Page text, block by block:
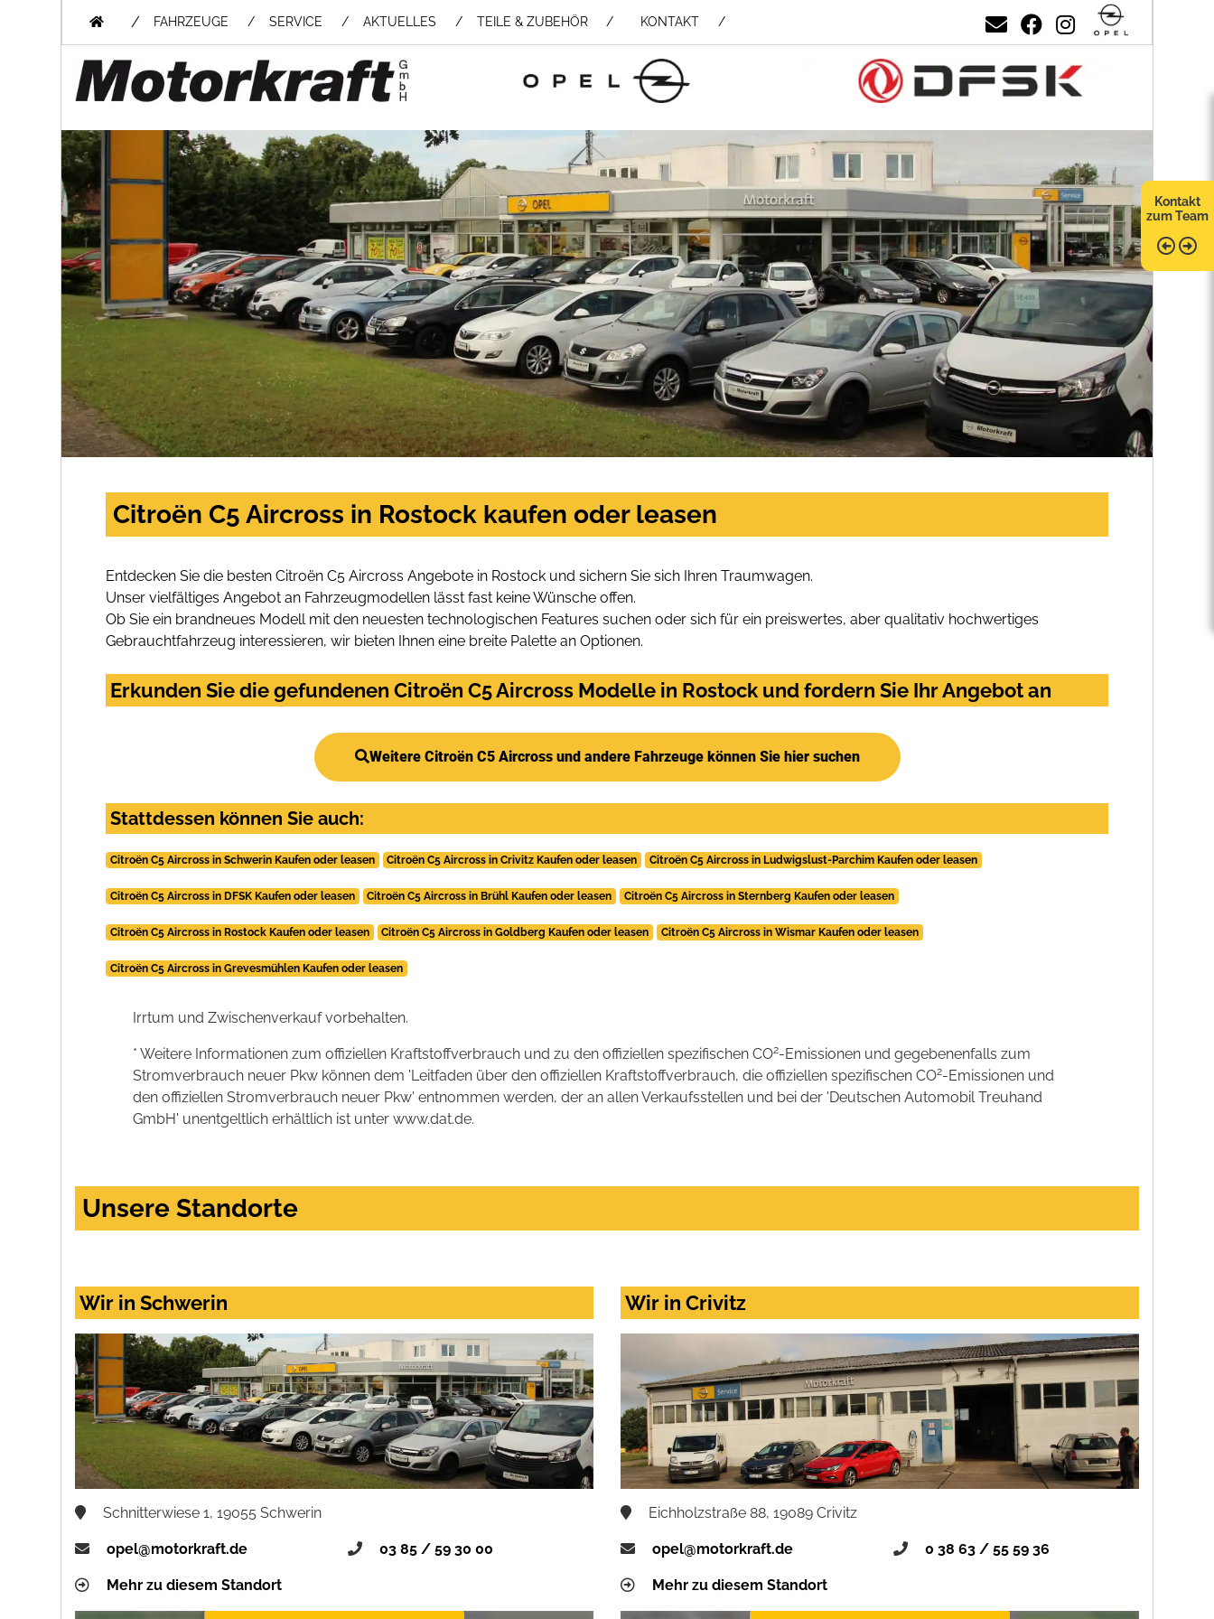
/ FAHRZEUGE SERVICE AKTUELLES TEILE & ZUBEHÖR / KONTAKT
Kontakt
zum Team
Citroën C5 Aircross in Rostock kaufen oder leasen
Entdecken Sie die besten Citroën C5 Aircross Angebote in Rostock und sichern Sie sich Ihren Traumwagen.
Unser vielfältiges Angebot an Fahrzeugmodellen lässt fast keine Wünsche offen.
Ob Sie ein brandneues Modell mit den neuesten technologischen Features suchen oder sich für ein preiswertes, aber qualitativ hochwertiges
Gebrauchtfahrzeug interessieren, wir bieten Ihnen eine breite Palette an Optionen.
Erkunden Sie die gefundenen Citroën C5 Aircross Modelle in Rostock und fordern Sie Ihr Angebot an
Weitere Citroën C5 Aircross und andere Fahrzeuge können Sie hier suchen
Stattdessen können Sie auch:
Citroën C5 Aircross in Schwerin Kaufen oder leasen Citroën C5 Aircross in Crivitz Kaufen oder leasen Citroën C5 Aircross in Ludwigslust-Parchim Kaufen oder leasen
Citroën C5 Aircross in DFSK Kaufen oder leasen Citroën C5 Aircross in Brühl Kaufen oder leasen Citroën C5 Aircross in Sternberg Kaufen oder leasen
Citroën C5 Aircross in Rostock Kaufen oder leasen Citroën C5 Aircross in Goldberg Kaufen oder leasen Citroën C5 Aircross in Wismar Kaufen oder leasen
Citroën C5 Aircross in Grevesmühlen Kaufen oder leasen
Irrtum und Zwischenverkauf vorbehalten.
* Weitere Informationen zum offiziellen Kraftstoffverbrauch und zu den offiziellen spezifischen CO2-Emissionen und gegebenenfalls zum
Stromverbrauch neuer Pkw können dem 'Leitfaden über den offiziellen Kraftstoffverbrauch, die offiziellen spezifischen CO2-Emissionen und
den offiziellen Stromverbrauch neuer Pkw' entnommen werden, der an allen Verkaufsstellen und bei der 'Deutschen Automobil Treuhand
GmbH' unentgeltlich erhältlich ist unter www.dat.de.
Unsere Standorte
Wir in Schwerin
Schnitterwiese 1, 19055 Schwerin
opel@motorkraft.de 03 85 / 59 30 00
Mehr zu diesem Standort
Wir in Crivitz
Eichholzstraße 88, 19089 Crivitz
opel@motorkraft.de 0 38 63 / 55 59 36
Mehr zu diesem Standort